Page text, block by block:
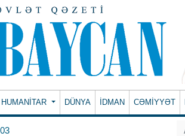
HUMANITAR DÜNYA İDMAN CƏMİYYƏT